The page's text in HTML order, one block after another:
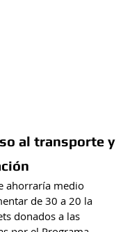
al transporte y
ahorraría medio
de 30 a 20 la
donados a las